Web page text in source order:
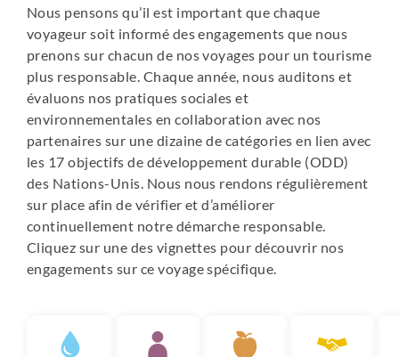
Nous pensons qu’il est important que chaque
voyageur soit informé des engagements que nous
prenons sur chacun de nos voyages pour un tourisme
plus responsable. Chaque année, nous auditons et
évaluons nos pratiques sociales et
environnementales en collaboration avec nos
partenaires sur une dizaine de catégories en lien avec
les 17 objectifs de développement durable (ODD)
des Nations-Unis. Nous nous rendons régulièrement
sur place afin de vérifier et d’améliorer
continuellement notre démarche responsable.
Cliquez sur une des vignettes pour découvrir nos
engagements sur ce voyage spécifique.